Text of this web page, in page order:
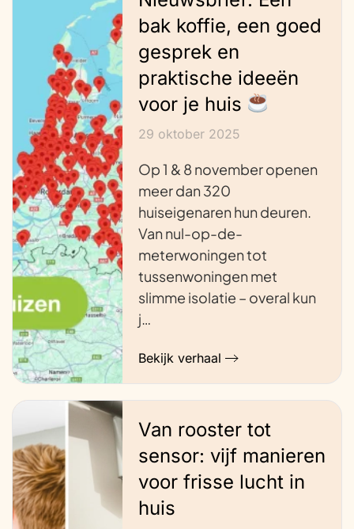
bak koffie, een goed
gesprek en
praktische ideeën
voor je huis
29 oktober 2025
Op 1 & 8 november openen
meer dan 320
huiseigenaren hun deuren.
Van nul-op-de-
meterwoningen tot
tussenwoningen met
slimme isolatie – overal kun
j…
Bekijk verhaal
Van rooster tot
sensor: vijf manieren
voor frisse lucht in
huis